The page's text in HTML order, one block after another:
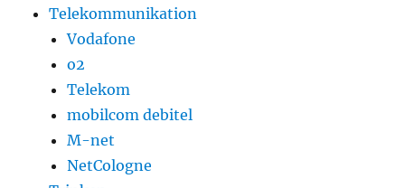
Telekommunikation
Vodafone
o2
Telekom
mobilcom debitel
M-net
NetCologne